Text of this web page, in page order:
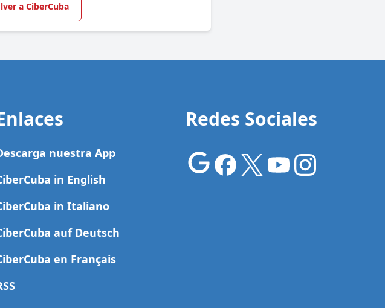
a CiberCuba
nuestra App
in English
in Italiano
auf Deutsch
en Français
Redes Sociales